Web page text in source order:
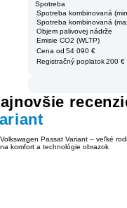
Spotreba
Spotreba kombinovaná
Spotreba kombinovaná
Objem palivovej nádrže
Emisie CO2 (WLTP)
Cena od 54 090 €
Registračný poplatok 200 €